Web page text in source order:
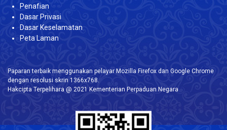
Penafian
Dasar Privasi
Dasar Keselamatan
Peta Laman
Paparan terbaik menggunakan pelayar Mozilla Firefox dan Google Chrome
dengan resolusi skrin 1366x768.
Hakcipta Terpelihara @ 2021 Kementerian Perpaduan Negara